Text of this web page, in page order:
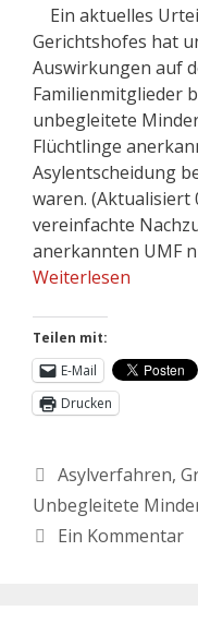
Ein aktuelles
Gerichtshofes hat
Auswirkungen auf
Familienmitglieder
unbegleitete
Flüchtlinge
Asylentscheidung
waren. (Aktualisiert
vereinfachte
anerkannten UMF
Weiterlesen
Teilen mit:
E-Mail
Drucken
Asylverfahren,
Unbegleitete
Ein Kommentar